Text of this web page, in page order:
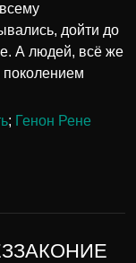
дойти до
А людей, всё же
; Генон Рене